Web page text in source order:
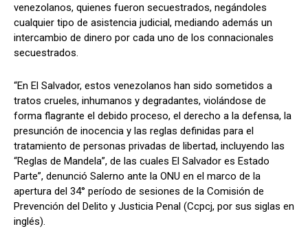
venezolanos, quienes fueron secuestrados, negándoles
cualquier tipo de asistencia judicial, mediando además un
intercambio de dinero por cada uno de los connacionales
secuestrados.
“En El Salvador, estos venezolanos han sido sometidos a
tratos crueles, inhumanos y degradantes, violándose de
forma flagrante el debido proceso, el derecho a la defensa, la
presunción de inocencia y las reglas definidas para el
tratamiento de personas privadas de libertad, incluyendo las
“Reglas de Mandela”, de las cuales El Salvador es Estado
Parte”, denunció Salerno ante la ONU en el marco de la
apertura del 34° período de sesiones de la Comisión de
Prevención del Delito y Justicia Penal (Ccpcj, por sus siglas en
inglés).